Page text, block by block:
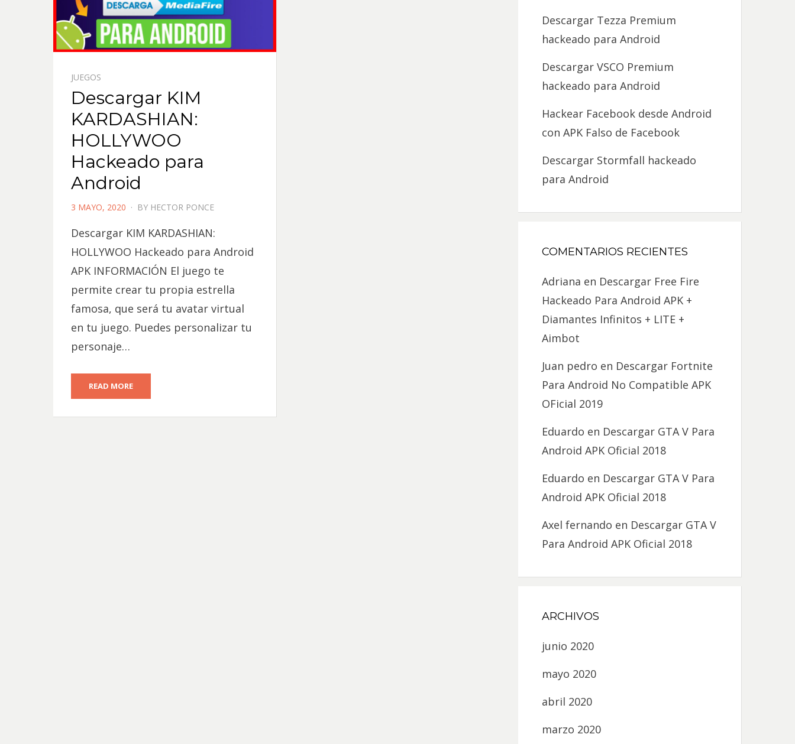
JUEGOS
Descargar KIM
KARDASHIAN:
HOLLYWOO
Hackeado para
Android
POSTED
3 MAYO, 2020 BY HECTOR PONCE
Descargar KIM KARDASHIAN:
HOLLYWOO Hackeado para Android
APK INFORMACIÓN El juego te
permite crear tu propia estrella
famosa, que será tu avatar virtual
en tu juego. Puedes personalizar tu
personaje…
READ MORE
Descargar Tezza Premium
hackeado para Android
Descargar VSCO Premium
hackeado para Android
Hackear Facebook desde Android
con APK Falso de Facebook
Descargar Stormfall hackeado
para Android
COMENTARIOS RECIENTES
Adriana en Descargar Free Fire
Hackeado Para Android APK +
Diamantes Infinitos + LITE +
Aimbot
Juan pedro en Descargar Fortnite
Para Android No Compatible APK
OFicial 2019
Eduardo en Descargar GTA V Para
Android APK Oficial 2018
Eduardo en Descargar GTA V Para
Android APK Oficial 2018
Axel fernando en Descargar GTA V
Para Android APK Oficial 2018
ARCHIVOS
junio 2020
mayo 2020
abril 2020
marzo 2020